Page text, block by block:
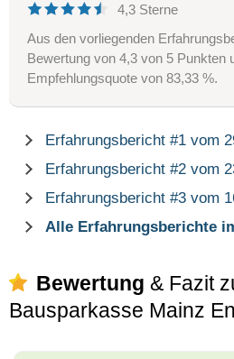
4,3 Sterne
Aus den vorliegenden
Bewertung von 4,3 von 5 Punkten
Empfehlungsquote von 83,33 %.
Erfahrungsbericht #1 vom
Erfahrungsbericht #2 vom
Erfahrungsbericht #3 vom
Alle Erfahrungsberichte
Bewertung & Fazit
Bausparkasse Mainz